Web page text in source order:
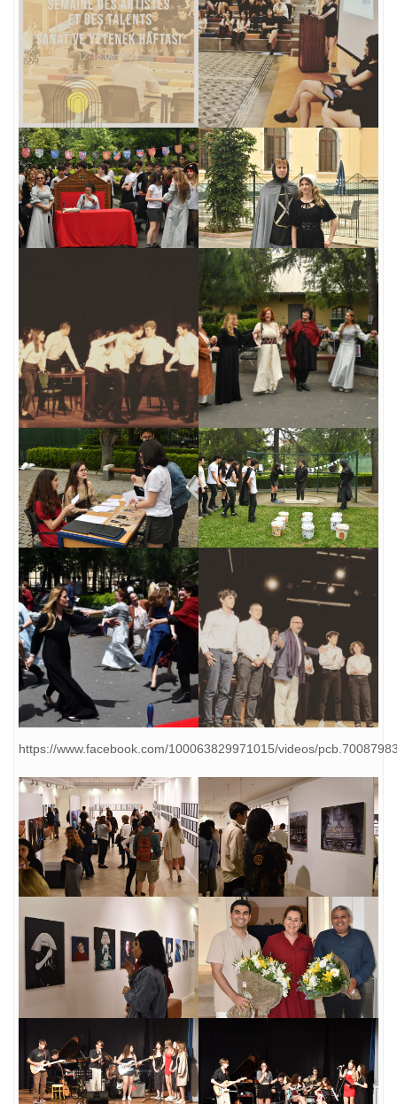
https://www.facebook.com/100063829971015/videos/